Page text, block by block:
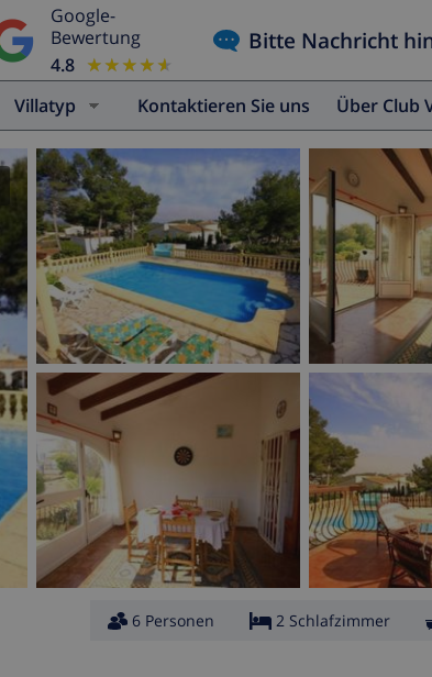
Google-
Bewertung
4.8 ★★★★★
★★★★★
Bitte Nachricht
Villatyp Kontaktieren Sie uns Über
6 Personen 2 Schlafzimmer